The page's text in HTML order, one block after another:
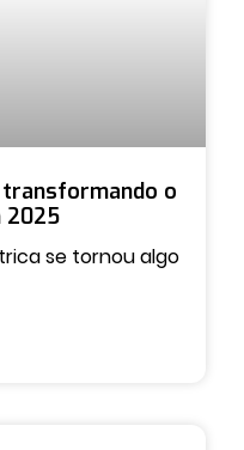
o
2025
se tornou algo